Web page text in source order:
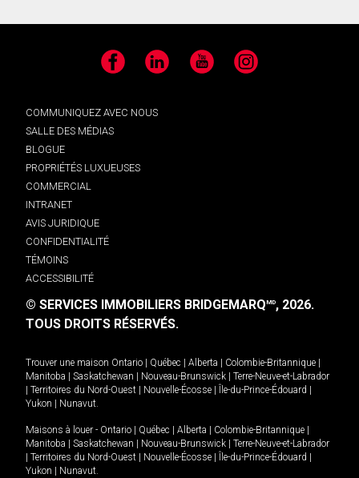
Facebook LinkedIn YouTube Instagram
COMMUNIQUEZ AVEC NOUS
SALLE DES MÉDIAS
BLOGUE
PROPRIÉTÉS LUXUEUSES
COMMERCIAL
INTRANET
AVIS JURIDIQUE
CONFIDENTIALITÉ
TÉMOINS
ACCESSIBILITÉ
© SERVICES IMMOBILIERS BRIDGEMARQMD, 2026.
TOUS DROITS RÉSERVÉS.
Trouver une maison Ontario Québec Alberta Colombie-Britannique
Manitoba
Saskatchewan Nouveau-Brunswick
Terre-Neuve-et-Labrador
Territoires du Nord-Ouest Nouvelle-Écosse Île-du-Prince-Édouard
Yukon
Nunavut.
Maisons à louer - Ontario Québec Alberta Colombie-Britannique
Manitoba
Saskatchewan Nouveau-Brunswick
Terre-Neuve-et-Labrador
Territoires du Nord-Ouest Nouvelle-Écosse Île-du-Prince-Édouard
Yukon
Nunavut.